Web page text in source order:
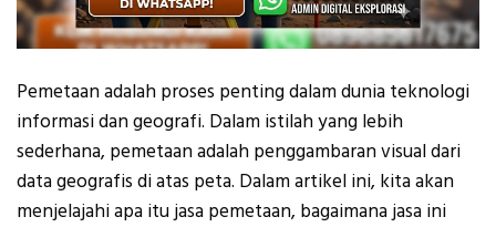
Pemetaan adalah proses penting dalam dunia teknologi
informasi dan geografi. Dalam istilah yang lebih
sederhana, pemetaan adalah penggambaran visual dari
data geografis di atas peta. Dalam artikel ini, kita akan
menjelajahi apa itu jasa pemetaan, bagaimana jasa ini